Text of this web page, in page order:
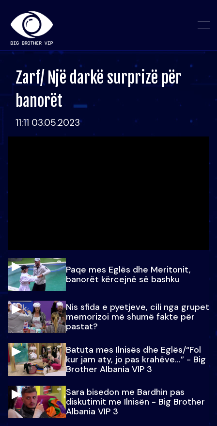
Zarf/ Një darkë surprizë për
banorët
11:11 03.05.2023
Paqe mes Eglës dhe Meritonit,
banorët kërcejnë së bashku
Nis sfida e pyetjeve, cili nga grupet
memorizoi më shumë fakte për
pastat?
Batuta mes Ilnisës dhe Eglës/“Fol
kur jam aty, jo pas krahëve…” - Big
Brother Albania VIP 3
Sara bisedon me Bardhin pas
diskutimit me Ilnisën - Big Brother
Albania VIP 3